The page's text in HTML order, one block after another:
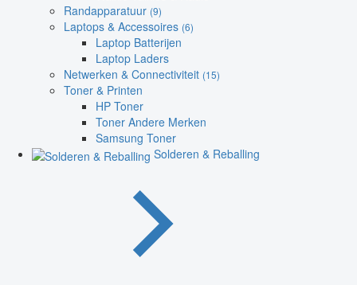
Randapparatuur (9)
Laptops & Accessoires (6)
Laptop Batterijen
Laptop Laders
Netwerken & Connectiviteit (15)
Toner & Printen
HP Toner
Toner Andere Merken
Samsung Toner
Solderen & Reballing